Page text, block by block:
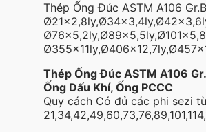
Thép Ống Đúc ASTM A106
Thép Ống Đúc ASTM A106
Ống Dấu Khí, Ống PCCC
Quy cách Có đủ các phi sezi